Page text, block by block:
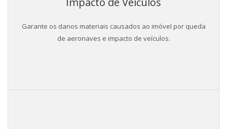
Garante os danos materiais causados ao imóvel por queda
de aeronaves e impacto de veículos.